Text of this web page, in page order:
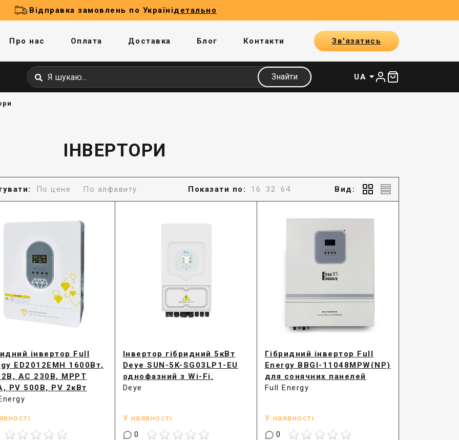
Відправка замовлень по Українідетально
Про нас Оплата Доставка Блог Контакти Зв'язатись
Знайти UA
ІНВЕРТОРИ
По цене По алфавиту Показати по: 16 32 64 Вид:
інвертор Full
ED2012EMH 1600Вт,
AC 230В, MPPT
PV 500В, PV 2кВт
Інвертор гібридний 5кВт
Deye SUN-5K-SG03LP1-EU
однофазний з Wi-Fi.
Deye
У наявності
0
Гібридний інвертор Full
Energy BBGI-11048MPW(NP)
для сонячних панелей
Full Energy
У наявності
0